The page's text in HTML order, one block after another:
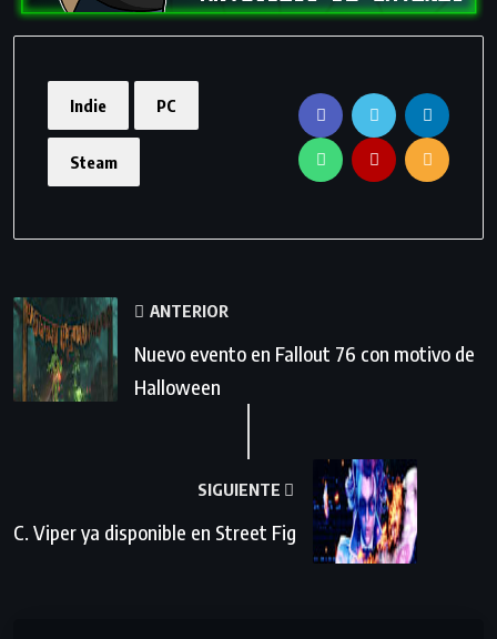
Indie PC
Steam
ANTERIOR
Nuevo evento en Fallout 76 con motivo de
Halloween
SIGUIENTE
C. Viper ya disponible en Street Fig